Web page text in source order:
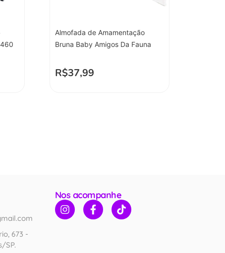
Almofada de Amamentação
Bruna Baby Amigos Da Fauna
R$37,99
673 -
SP.
Nos acompanhe